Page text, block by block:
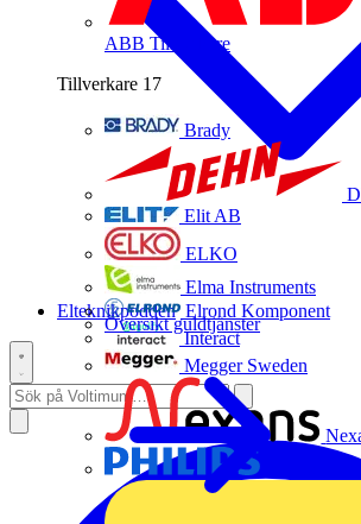
ABB Tillverkare
Tillverkare 17
Brady
Elit AB
ELKO
Elma Instruments
Elrond Komponent
Interact
Megger Sweden
Översikt guldtjänster
Elteknikpodden